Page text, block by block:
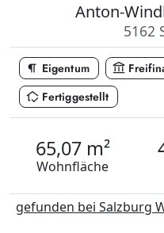
Anton-
5162
format_paragraph Eigentum account_balance
in_home_mode Fertiggestellt
65,07 m²
Wohnfläche
gefunden bei Salzburg